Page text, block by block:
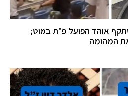
אוהד הפועל פ"ת במוט;
המהומה